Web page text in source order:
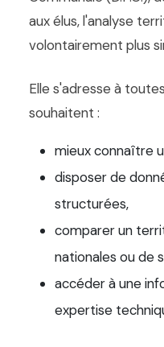
aux élus, l'analyse
volontairement plus
Elle s'adresse à
souhaitent :
mieux connaître
disposer de
structurées,
comparer un
nationales ou de
accéder à une
expertise